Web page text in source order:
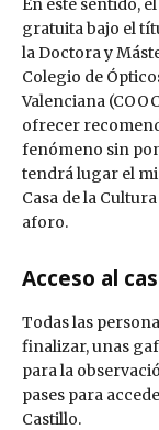
En este sentido,
gratuita bajo el
la Doctora y
Colegio de
Valenciana
ofrecer
fenómeno sin
tendrá lugar el
Casa de la
aforo.
Acceso al
Todas las
finalizar, unas
para la
pases para
Castillo.